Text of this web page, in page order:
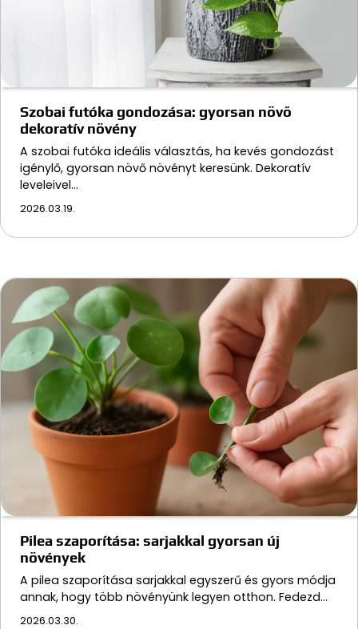
Szobai futóka gondozása: gyorsan növő
dekoratív növény
A szobai futóka ideális választás, ha kevés gondozást
igénylő, gyorsan növő növényt keresünk. Dekoratív
leveleivel…
2026.03.19.
Pilea szaporítása: sarjakkal gyorsan új
növények
A pilea szaporítása sarjakkal egyszerű és gyors módja
annak, hogy több növényünk legyen otthon. Fedezd…
2026.03.30.